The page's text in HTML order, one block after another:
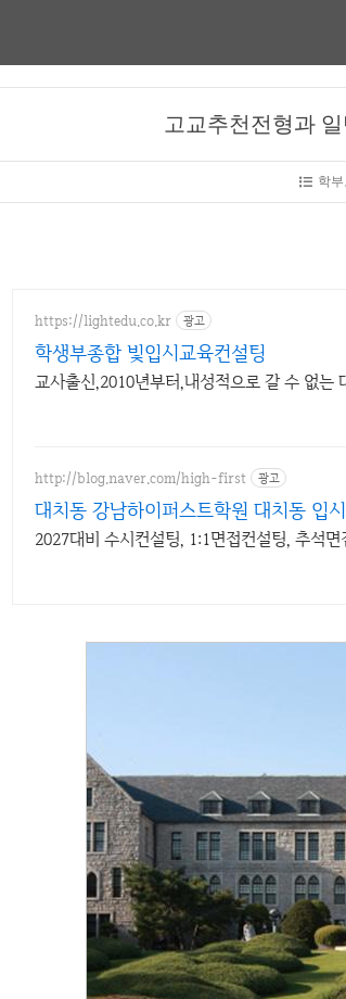
고교추천전형과
학
https://lightedu.co.kr 광고
학생부종합 빛입시교육컨설팅
교사출신,2010년부터,내성적으로 갈 수 없는
http://blog.naver.com/high-first 광고
대치동 강남하이퍼스트학원 대치동 입
2027대비 수시컨설팅, 1:1면접컨설팅, 추석